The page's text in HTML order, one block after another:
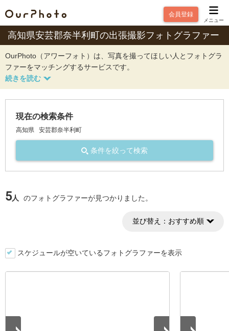
会員登録
メニュー
高知県安芸郡奈半利町の出張撮影フォトグラファー
OurPhoto（アワーフォト）は、写真を撮ってほしい人とフォトグラ
ファーをマッチングするサービスです。
現在の検索条件
高知県 安芸郡奈半利町
条件を絞って検索
5人 のフォトグラファーが見つかりました。
並び替え： おすすめ順
スケジュールが空いているフォトグラファーを表示